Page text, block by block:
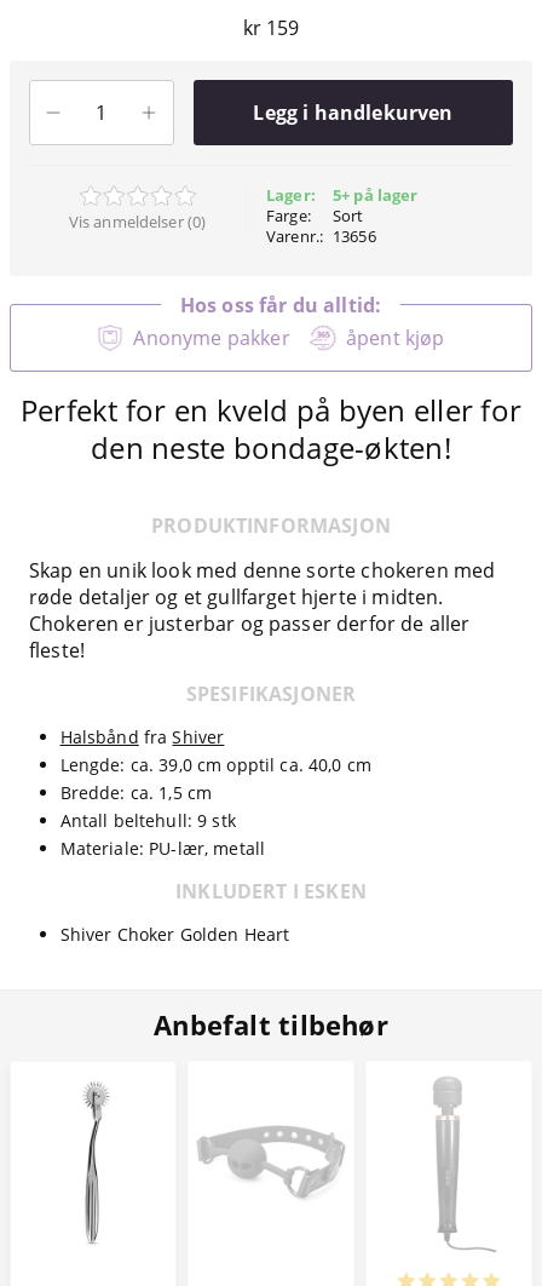
kr 159
Legg i handlekurven
Vis anmeldelser (0)
Lager:
Farge:
Varenr.:
5+ på lager
Sort
13656
Anonyme pakker åpent kjøp
Hos oss får du alltid:
Perfekt for en kveld på byen eller for
den neste bondage-økten!
PRODUKTINFORMASJON
Skap en unik look med denne sorte chokeren med
røde detaljer og et gullfarget hjerte i midten.
Chokeren er justerbar og passer derfor de aller
fleste!
SPESIFIKASJONER
Halsbånd fraShiver
Lengde: ca. 39,0 cm opptil ca. 40,0 cm
Bredde: ca. 1,5 cm
Antall beltehull: 9 stk
Materiale: PU-lær, metall
INKLUDERT I ESKEN
Shiver Choker Golden Heart
Anbefalt tilbehør